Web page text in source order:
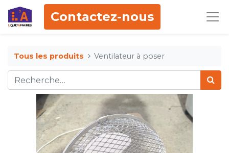
Contactez-nous
Tous les produits Ventilateur à poser